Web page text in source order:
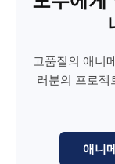
고품질의 애니
러분의 프로젝
애니